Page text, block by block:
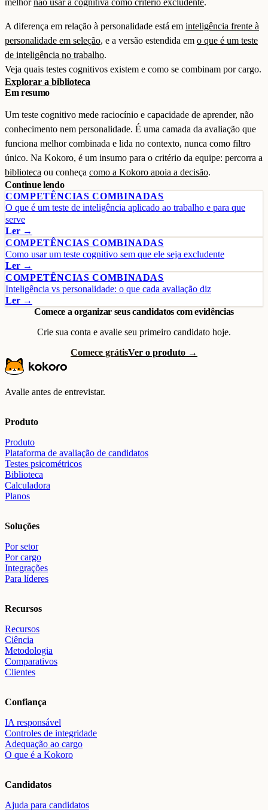
melhornão usar a cognitiva como critério excludente.
A diferença em relação à personalidade está em inteligência frente à
personalidade em seleção, e a versão estendida em o que é um teste
de inteligência no trabalho.
Veja quais testes cognitivos existem e como se combinam por cargo.
Explorar a biblioteca
Em resumo
Um teste cognitivo mede raciocínio e capacidade de aprender, não
conhecimento nem personalidade. É uma camada da avaliação que
funciona melhor combinada e lida no contexto, nunca como filtro
único. Na Kokoro, é um insumo para o critério da equipe: percorra a
biblioteca ou conheça como a Kokoro apoia a decisão.
Continue lendo
COMPETÊNCIAS COMBINADAS
O que é um teste de inteligência aplicado ao trabalho e para que
serve
Ler →
COMPETÊNCIAS COMBINADAS
Como usar um teste cognitivo sem que ele seja excludente
Ler →
COMPETÊNCIAS COMBINADAS
Inteligência vs personalidade: o que cada avaliação diz
Ler →
Comece a organizar seus candidatos com evidências
Crie sua conta e avalie seu primeiro candidato hoje.
Comece grátisVer o produto →
Avalie antes de entrevistar.
Produto
Produto
Plataforma de avaliação de candidatos
Testes psicométricos
Biblioteca
Calculadora
Planos
Soluções
Por setor
Por cargo
Integrações
Para líderes
Recursos
Recursos
Ciência
Metodologia
Comparativos
Clientes
Confiança
IA responsável
Controles de integridade
Adequação ao cargo
O que é a Kokoro
Candidatos
Ajuda para candidatos